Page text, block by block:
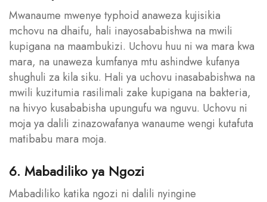
Mwanaume mwenye typhoid anaweza kujisikia
mchovu na dhaifu, hali inayosababishwa na mwili
kupigana na maambukizi. Uchovu huu ni wa mara kwa
mara, na unaweza kumfanya mtu ashindwe kufanya
shughuli za kila siku. Hali ya uchovu inasababishwa na
mwili kuzitumia rasilimali zake kupigana na bakteria,
na hivyo kusababisha upungufu wa nguvu. Uchovu ni
moja ya dalili zinazowafanya wanaume wengi kutafuta
matibabu mara moja.
6. Mabadiliko ya Ngozi
Mabadiliko katika ngozi ni dalili nyingine